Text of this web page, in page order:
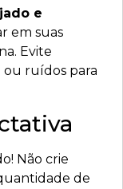
e
em suas
Evite
ou ruídos para
Não crie
de